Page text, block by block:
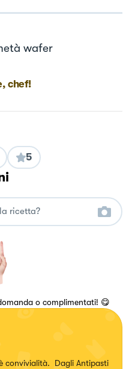
wafer
chef!
5
o complimentati! 😋
convivialità. Dagli Antipasti